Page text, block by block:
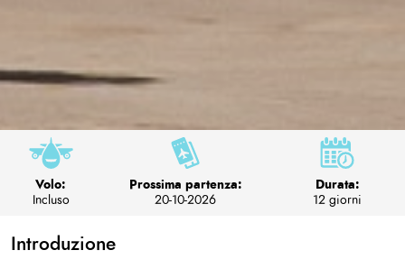
Volo:
Incluso
Prossima partenza:
20-10-2026
Durata:
12 giorni
Introduzione